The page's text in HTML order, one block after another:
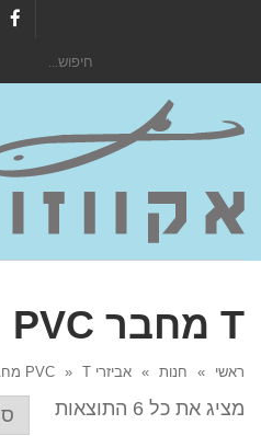
T מחבר PVC
ראשי » חנות » אביזרי PVC » T מחבר PVC
מציג את כל 6 התוצאות